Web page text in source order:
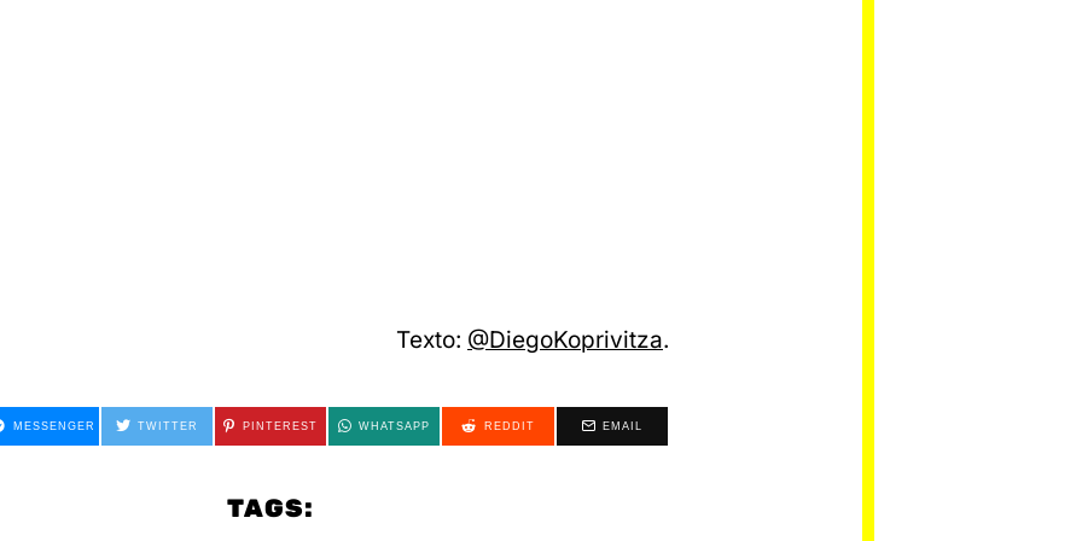
Texto: @DiegoKoprivitza.
MESSENGER TWITTER PINTEREST WHATSAPP REDDIT EMAIL
TAGS: